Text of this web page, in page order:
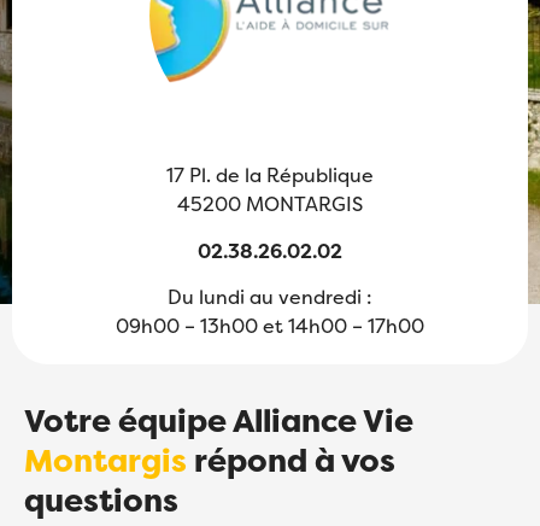
17 Pl. de la République
45200 MONTARGIS
02.38.26.02.02
Du lundi au vendredi :
09h00 – 13h00 et 14h00 – 17h00
Votre équipe Alliance Vie
Montargis répond à vos
questions